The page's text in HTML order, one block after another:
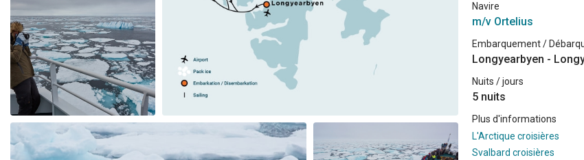
Navire
m/v Ortelius
Embarquement /
Longyearbyen -
Nuits / jours
5 nuits
Plus d'informations
L'Arctique croisières
Svalbard croisières